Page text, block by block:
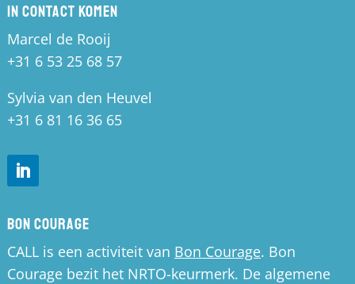
In contact komen
Marcel de Rooij
+31 6 53 25 68 57
Sylvia van den Heuvel
+31 6 81 16 36 65
Bon Courage
CALL is een activiteit van Bon Courage. Bon
Courage bezit het NRTO-keurmerk. De algemene